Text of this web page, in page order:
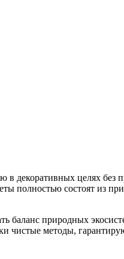
декоративных целях без
полностью состоят из
баланс природных
чистые методы,